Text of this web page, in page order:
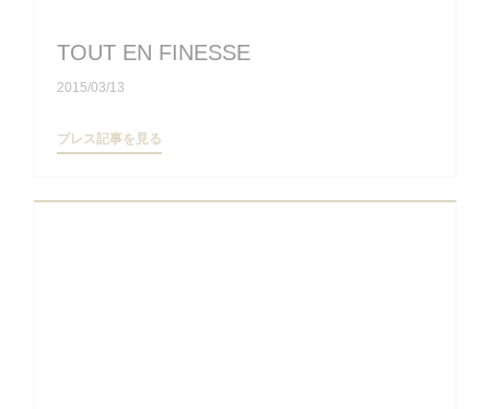
TOUT EN FINESSE
2015/03/13
プレス記事を見る